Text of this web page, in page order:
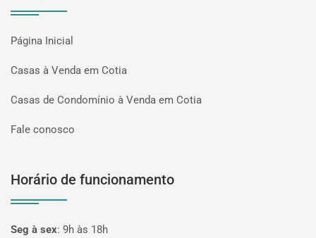
Página Inicial
Casas à Venda em Cotia
Casas de Condomínio à Venda em Cotia
Fale conosco
Horário de funcionamento
Seg à sex: 9h às 18h